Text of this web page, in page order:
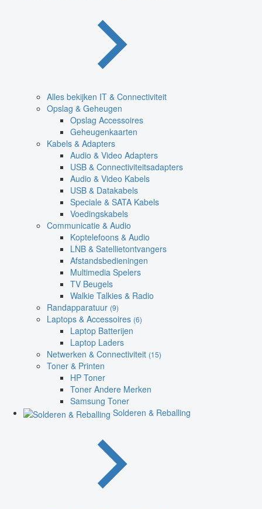
Alles bekijken IT & Connectiviteit
Opslag & Geheugen
Opslag Accessoires
Geheugenkaarten
Kabels & Adapters
Audio & Video Adapters
USB & Connectiviteitsadapters
Audio & Video Kabels
USB & Datakabels
Speciale & SATA Kabels
Voedingskabels
Communicatie & Audio
Koptelefoons & Audio
LNB & Satellietontvangers
Afstandsbedieningen
Multimedia Spelers
TV Beugels
Walkie Talkies & Radio
Randapparatuur (9)
Laptops & Accessoires (6)
Laptop Batterijen
Laptop Laders
Netwerken & Connectiviteit (15)
Toner & Printen
HP Toner
Toner Andere Merken
Samsung Toner
Solderen & Reballing